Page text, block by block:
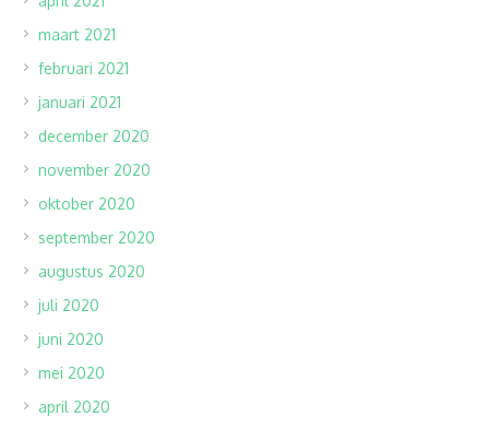
maart 2021
februari 2021
januari 2021
december 2020
november 2020
oktober 2020
september 2020
augustus 2020
juli 2020
juni 2020
mei 2020
april 2020